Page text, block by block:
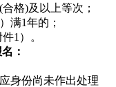
格)及以上等次；
满1年的；
1）。
：
身份尚未作出处理